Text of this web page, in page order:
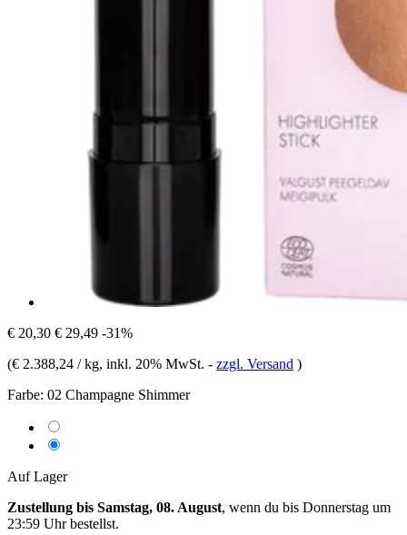
€ 20,30 € 29,49 -31%
(€ 2.388,24 / kg, inkl. 20% MwSt. - zzgl. Versand )
Farbe: 02 Champagne Shimmer
Auf Lager
Zustellung bis Samstag, 08. August, wenn du bis Donnerstag um
23:59 Uhrbestellst.